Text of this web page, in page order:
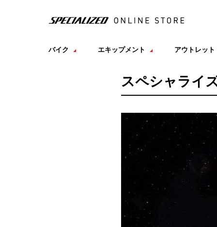
バイク エキップメント アウトレット
スペシャライ